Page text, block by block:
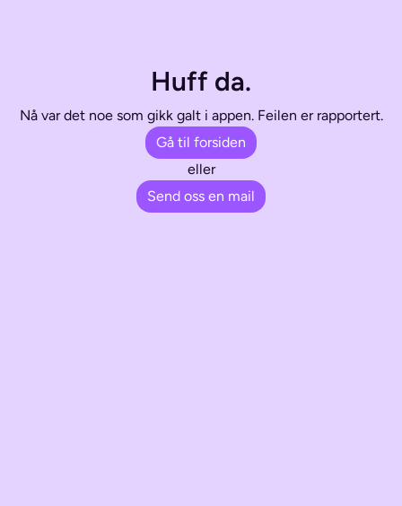
Huff da.
Nå var det noe som gikk galt i appen. Feilen er rapportert.
Gå til forsiden
eller
Send oss en mail